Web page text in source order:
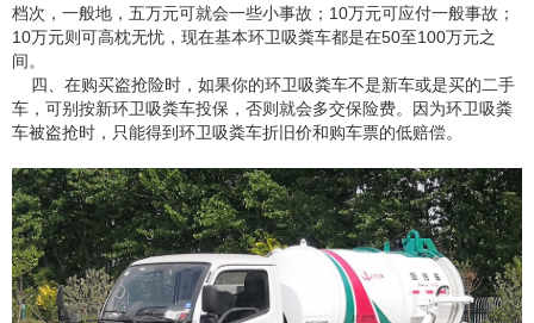
档次，一般地，五万元可就会一些小事故；10万元可应付一般事故；
10万元则可高枕无忧，现在基本环卫吸粪车都是在50至100万元之
间。
四、在购买盗抢险时，如果你的环卫吸粪车不是新车或是买的二手
车，可别按新环卫吸粪车投保，否则就会多交保险费。因为环卫吸粪
车被盗抢时，只能得到环卫吸粪车折旧价和购车票的低赔偿。